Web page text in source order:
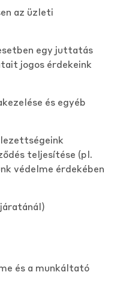
az üzleti
egy juttatás
jogos érdekeink
és egyéb
teljesítése (pl.
védelme érdekében
és a munkáltató